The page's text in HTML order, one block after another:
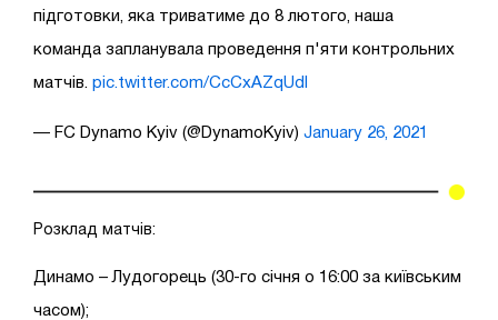
підготовки, яка триватиме до 8 лютого, наша
команда запланувала проведення п'яти контрольних
матчів. pic.twitter.com/CcCxAZqUdl
— FC Dynamo Kyiv (@DynamoKyiv) January 26, 2021
Розклад матчів:
Динамо – Лудогорець (30-го січня о 16:00 за київським
часом);